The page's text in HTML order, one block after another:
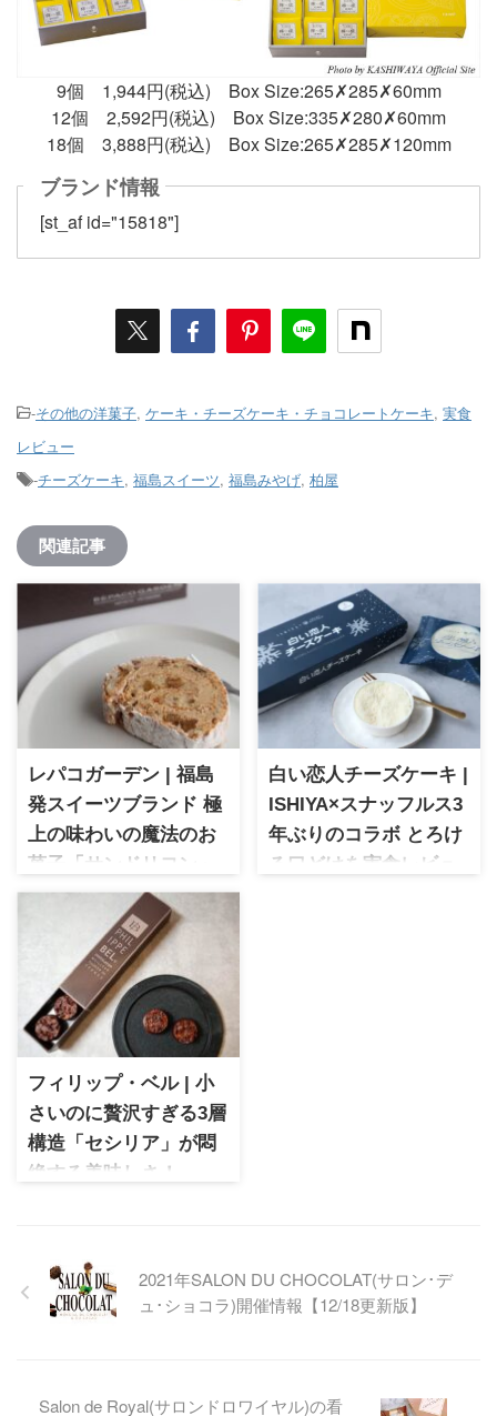
9個 1,944円(税込) Box Size:265✗285✗60mm
12個 2,592円(税込) Box Size:335✗280✗60mm
18個 3,888円(税込) Box Size:265✗285✗120mm
ブランド情報
[st_af id="15818"]
-その他の洋菓子, ケーキ・チーズケーキ・チョコレートケーキ, 実食
レビュー
-チーズケーキ, 福島スイーツ, 福島みやげ, 柏屋
関連記事
レパコガーデン | 福島
発スイーツブランド 極
上の味わいの魔法のお
菓子「サンドリヨン」
レパコガーデン 自社農場生産
の卵を使用した極上の味わい
の魔法のお菓子「サンドリヨ
ン」濃厚で贅沢な味わいの虜
に。
白い恋人チーズケーキ |
ISHIYA×スナッフルス3
年ぶりのコラボ とろけ
る口どけを実食レビュ
フィリップ・ベル | 小
さいのに贅沢すぎる3層
構造「セシリア」が悶
絶する美味しさ！
ヌ、キャラメル、ガナッシュ
が織りなす深い味わいと堪能
2021年SALON DU CHOCOLAT(サロン･デ
ュ･ショコラ)開催情報【12/18更新版】
Salon de Royal(サロンドロワイヤル)の看